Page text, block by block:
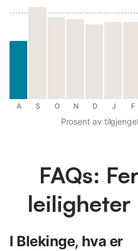
A S O N D J F
Prosent av
FAQs:
leiligheter
I Blekinge, hva er